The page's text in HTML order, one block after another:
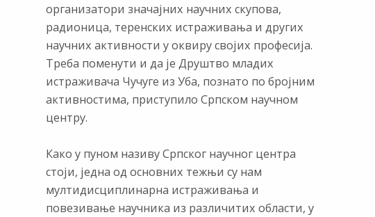
организатори значајних научних скупова,
радионица, теренских истраживања и других
научних активности у оквиру својих професија.
Треба поменути и да је Друштво младих
истраживача Чучуге из Уба, познато по бројним
активностима, приступило Српском научном
центру.
Како у пуном називу Српског научног центра
стоји, једна од основних тежњи су нам
мултидисциплинарна истраживања и
повезивање научника из различитих области, у